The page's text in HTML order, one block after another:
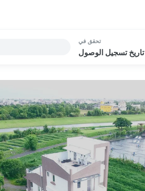
تحقق في
تاريخ تسجيل الوصول